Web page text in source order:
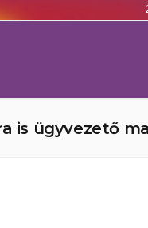
is ügyvezető